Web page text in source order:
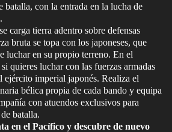
batalla, con la entrada en la lucha de
carga tierra adentro sobre defensas
bruta se topa con los japoneses, que
luchar en su propio terreno. En el
quieres luchar con las fuerzas armadas
ejército imperial japonés. Realiza el
bélica propia de cada bando y equipa
con atuendos exclusivos para
batalla.
en el Pacífico y descubre de nuevo